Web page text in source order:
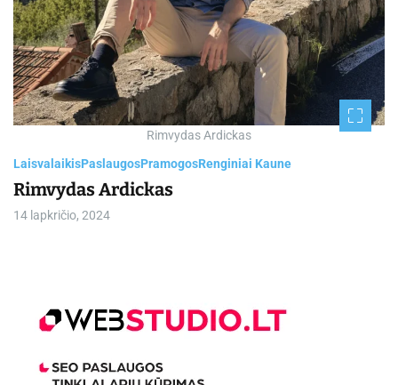
Rimvydas Ardickas
LaisvalaikisPaslaugosPramogosRenginiai Kaune
Rimvydas Ardickas
14 lapkričio, 2024